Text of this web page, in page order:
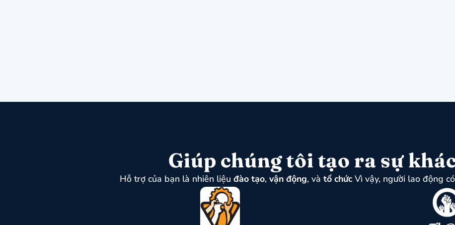
Giúp chúng tôi tạo ra sự
Hỗ trợ của bạn là nhiên liệu đào tạo, vận động, và tổ chứcVì vậy, người lao động